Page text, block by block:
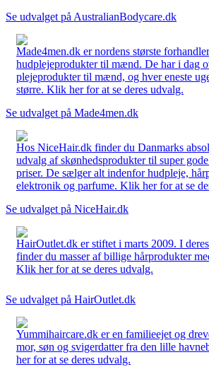
Se udvalget på AustralianBodycare.dk
Made4men.dk er nordens største
hudplejeprodukter til mænd. De har i dag
plejeprodukter til mænd, og hver eneste
større. Klik her for at se deres udvalg.
Se udvalget på Made4men.dk
Hos NiceHair.dk finder du Danmarks
udvalg af skønhedsprodukter til super
priser. De sælger alt indenfor hudpleje,
elektronik og parfume. Klik her for at se
Se udvalget på NiceHair.dk
HairOutlet.dk er stiftet i marts 2009. I
finder du masser af billige hårprodukter
Klik her for at se deres udvalg.
Se udvalget på HairOutlet.dk
Yummihaircare.dk er en familieejet og
mor, søn og svigerdatter fra den lille
her for at se deres udvalg.